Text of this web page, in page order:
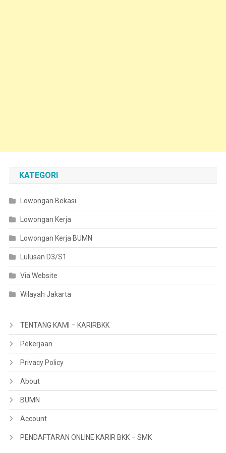
KATEGORI
Lowongan Bekasi
Lowongan Kerja
Lowongan Kerja BUMN
Lulusan D3/S1
Via Website
Wilayah Jakarta
TENTANG KAMI – KARIRBKK
Pekerjaan
Privacy Policy
About
BUMN
Account
PENDAFTARAN ONLINE KARIR BKK – SMK